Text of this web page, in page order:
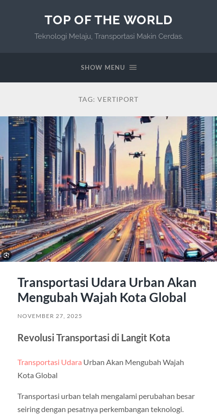
TOP OF THE WORLD
Teknologi Melaju, Transportasi Makin Cerdas.
SHOW MENU
TAG: VERTIPORT
Transportasi Udara Urban Akan
Mengubah Wajah Kota Global
NOVEMBER 27, 2025
Revolusi Transportasi di Langit Kota
Transportasi Udara Urban Akan Mengubah Wajah
Kota Global
Transportasi urban telah mengalami perubahan besar
seiring dengan pesatnya perkembangan teknologi.